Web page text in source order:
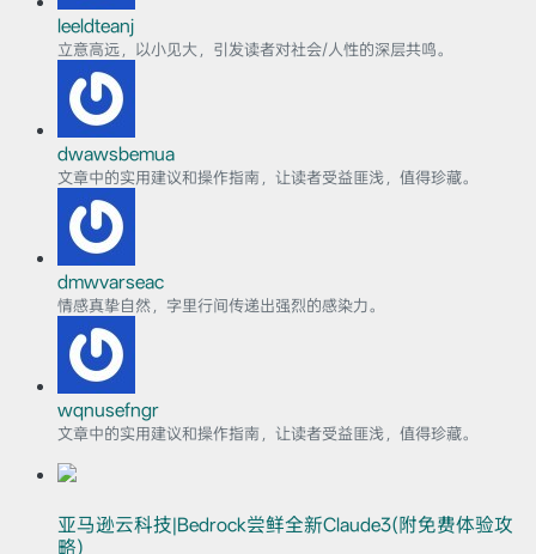
leeldteanj
立意高远，以小见大，引发读者对社会/人性的深层共鸣。
dwawsbemua
文章中的实用建议和操作指南，让读者受益匪浅，值得珍藏。
dmwvarseac
情感真挚自然，字里行间传递出强烈的感染力。
wqnusefngr
文章中的实用建议和操作指南，让读者受益匪浅，值得珍藏。
亚马逊云科技|Bedrock尝鲜全新Claude3(附免费体验攻
略)